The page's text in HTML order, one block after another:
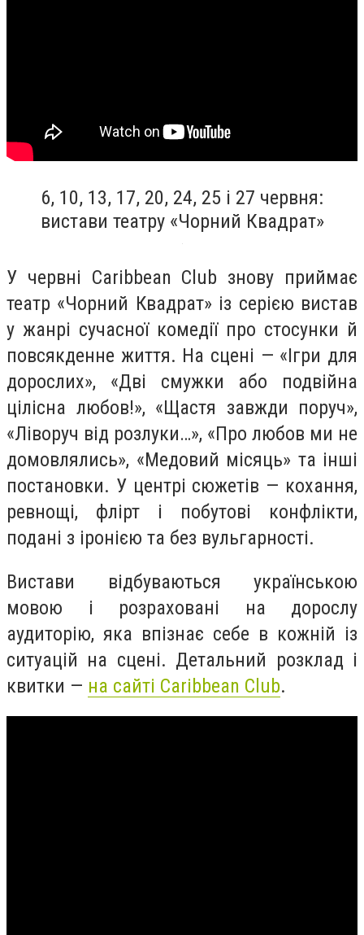
6, 10, 13, 17, 20, 24, 25 і 27 червня:
вистави театру «Чорний Квадрат»
У червні Caribbean Club знову приймає
театр «Чорний Квадрат» із серією вистав
у жанрі сучасної комедії про стосунки й
повсякденне життя. На сцені — «Ігри для
дорослих», «Дві смужки або подвійна
цілісна любов!», «Щастя завжди поруч»,
«Ліворуч від розлуки…», «Про любов ми не
домовлялись», «Медовий місяць» та інші
постановки. У центрі сюжетів — кохання,
ревнощі, флірт і побутові конфлікти,
подані з іронією та без вульгарності.
Вистави відбуваються українською
мовою і розраховані на дорослу
аудиторію, яка впізнає себе в кожній із
ситуацій на сцені. Детальний розклад і
квитки — на сайті Caribbean Club.